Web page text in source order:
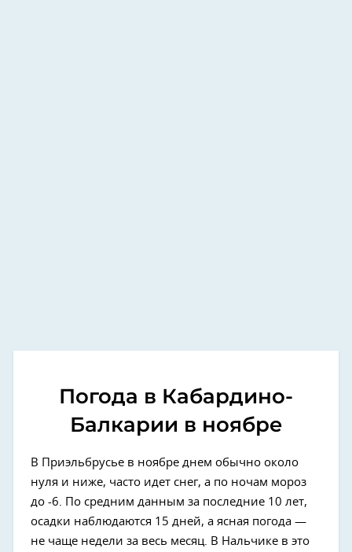
Погода в Кабардино-
Балкарии в ноябре
В Приэльбрусье в ноябре днем обычно около
нуля и ниже, часто идет снег, а по ночам мороз
до -6. По средним данным за последние 10 лет,
осадки наблюдаются 15 дней, а ясная погода —
не чаще недели за весь месяц. В Нальчике в это